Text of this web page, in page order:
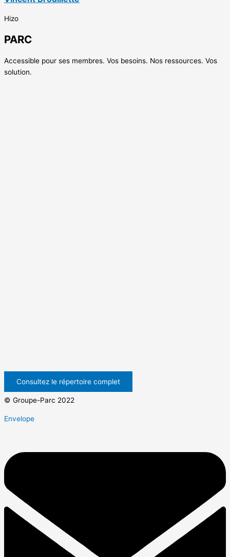
Hizo
PARC
Accessible pour ses membres. Vos besoins. Nos ressources. Vos
solution.
Consultez le répertoire complet
© Groupe-Parc 2022
Envelope